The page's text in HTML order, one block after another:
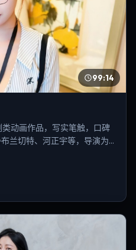
99:14
动画作品，写实笔触，口碑
兰切特、河正宇等，导演为